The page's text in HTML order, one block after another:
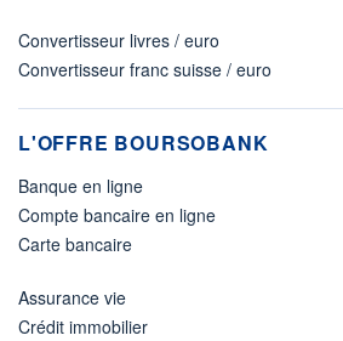
Convertisseur livres / euro
Convertisseur franc suisse / euro
L'OFFRE BOURSOBANK
Banque en ligne
Compte bancaire en ligne
Carte bancaire
Assurance vie
Crédit immobilier